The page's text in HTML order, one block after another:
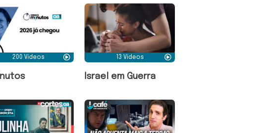
200 Vídeos 13 Vídeos
Israel em Guerra